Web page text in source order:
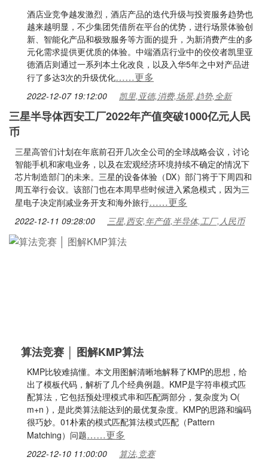
酒店业竞争越发激烈，酒店产品的迭代升级与投资服务趋势也
越来越明显，不少集团凭借所在平台的优势，进行场景体验创
新、智能化产品和极致服务等方面的提升，为新消费产生的多
元化需求提供更优质的体验。中端酒店行业中的佼佼者凯里亚
德酒店则通过一系列本土化改良，以及入华5年之中对产品进
行了多达3次的升级优化……更多
2022-12-07 19:12:00 凯里,亚德,消费,场景,趋势,全新
三星半导体西安工厂2022年产值突破1000亿元人民
币
三星高管们计划在年底前召开几次全公司的全球战略会议，讨论
智能手机和家电业务，以及在宏观经济环境持续不确定的情况下
芯片制造部门的未来。三星的设备体验（DX）部门将于下周四和
周五举行会议。该部门也在本周早些时候进入紧急模式，因为三
星电子决定削减业务开支和海外旅行……更多
2022-12-11 09:28:00 三星,西安,年产值,半导体,工厂,人民币
算法竞赛 │ 图解KMP算法
KMP比较难搞懂。本文用图解清晰地解释了KMP的思想，给
出了模板代码，解析了几个经典例题。KMP是字符串模式匹
配算法，它包括预处理模式串和匹配两部分，复杂度为 O(
m+n )，是此类算法能达到的最优复杂度。KMP的思路和编码
很巧妙。01朴素的模式匹配算法模式匹配（Pattern
Matching）问题……更多
2022-12-10 11:00:00 算法,竞赛